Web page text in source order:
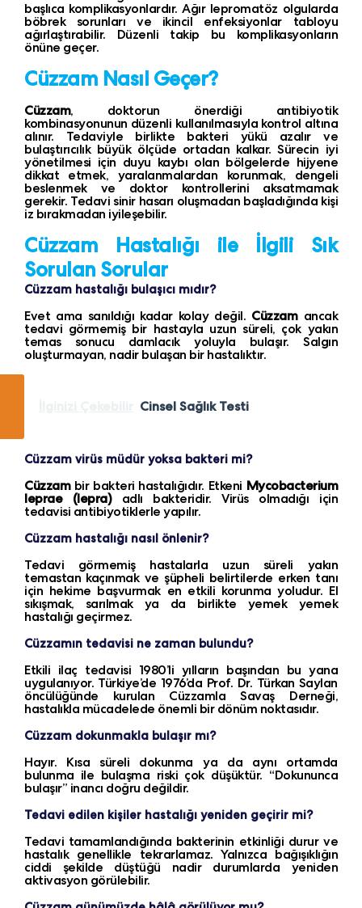
başlıca komplikasyonlardır. Ağır lepromatöz olgularda
böbrek sorunları ve ikincil enfeksiyonlar tabloyu
ağırlaştırabilir. Düzenli takip bu komplikasyonların
önüne geçer.
Cüzzam Nasıl Geçer?
Cüzzam, doktorun önerdiği antibiyotik
kombinasyonunun düzenli kullanılmasıyla kontrol altına
alınır. Tedaviyle birlikte bakteri yükü azalır ve
bulaştırıcılık büyük ölçüde ortadan kalkar. Sürecin iyi
yönetilmesi için duyu kaybı olan bölgelerde hijyene
dikkat etmek, yaralanmalardan korunmak, dengeli
beslenmek ve doktor kontrollerini aksatmamak
gerekir. Tedavi sinir hasarı oluşmadan başladığında kişi
iz bırakmadan iyileşebilir.
Cüzzam Hastalığı ile İlgili Sık
Sorulan Sorular
Cüzzam hastalığı bulaşıcı mıdır?
Evet ama sanıldığı kadar kolay değil. Cüzzamancak
tedavi görmemiş bir hastayla uzun süreli, çok yakın
temas sonucu damlacık yoluyla bulaşır. Salgın
oluşturmayan, nadir bulaşan bir hastalıktır.
Cinsel Sağlık Testi
Cüzzam virüs müdür yoksa bakteri mi?
Cüzzambir bakteri hastalığıdır. Etkeni Mycobacterium
leprae (lepra)adlı bakteridir. Virüs olmadığı için
tedavisi antibiyotiklerle yapılır.
Cüzzam hastalığı nasıl önlenir?
Tedavi görmemiş hastalarla uzun süreli yakın
temastan kaçınmak ve şüpheli belirtilerde erken tanı
için hekime başvurmak en etkili korunma yoludur. El
sıkışmak, sarılmak ya da birlikte yemek yemek
hastalığı geçirmez.
Cüzzamın tedavisi ne zaman bulundu?
Etkili ilaç tedavisi 1980’li yılların başından bu yana
uygulanıyor. Türkiye’de 1976’da Prof. Dr. Türkan Saylan
öncülüğünde kurulan Cüzzamla Savaş Derneği,
hastalıkla mücadelede önemli bir dönüm noktasıdır.
Cüzzam dokunmakla bulaşır mı?
Hayır. Kısa süreli dokunma ya da aynı ortamda
bulunma ile bulaşma riski çok düşüktür. “Dokununca
bulaşır” inancı doğru değildir.
Tedavi edilen kişiler hastalığı yeniden geçirir mi?
Tedavi tamamlandığında bakterinin etkinliği durur ve
hastalık genellikle tekrarlamaz. Yalnızca bağışıklığın
ciddi şekilde düştüğü nadir durumlarda yeniden
aktivasyon görülebilir.